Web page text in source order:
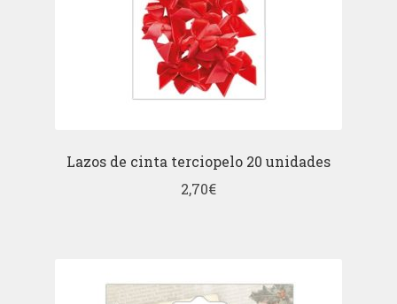
Lazos de cinta terciopelo 20 unidades
2,70€